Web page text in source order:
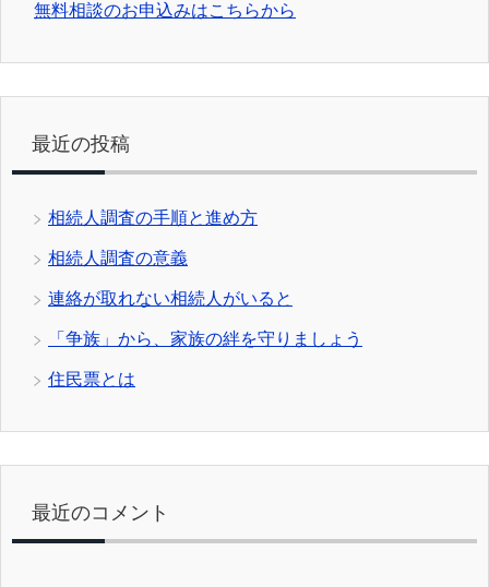
無料相談のお申込みはこちらから
最近の投稿
相続人調査の手順と進め方
相続人調査の意義
連絡が取れない相続人がいると
「争族」から、家族の絆を守りましょう
住民票とは
最近のコメント